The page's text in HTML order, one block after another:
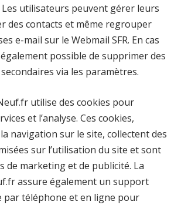
utilisateurs peuvent gérer leurs
des contacts et même regrouper
e-mail sur le Webmail SFR. En cas
possible de supprimer des
via les paramètres.
utilise des cookies pour
et l’analyse. Ces cookies,
navigation sur le site, collectent des
sur l’utilisation du site et sont
de marketing et de publicité. La
assure également un support
par téléphone et en ligne pour